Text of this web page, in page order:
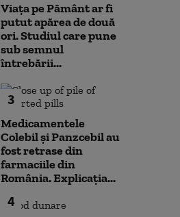
Viața pe Pământ ar fi
putut apărea de două
ori. Studiul care pune
sub semnul
întrebării...
3
Medicamentele
Colebil și Panzcebil au
fost retrase din
farmaciile din
România. Explicația...
4